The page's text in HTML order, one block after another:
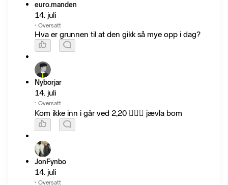
euro.manden
14. juli
· Oversatt
Hva er grunnen til at den gikk så mye opp i dag?
Nyborjar
14. juli
· Oversatt
Kom ikke inn i går ved 2,20 🤦🏻‍♂️ jævla bom
JonFynbo
14. juli
· Oversatt